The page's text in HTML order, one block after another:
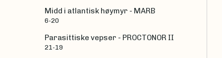
Midd i atlantisk høymyr - MARB
6-20
Parasittiske vepser - PROCTONOR II
21-19